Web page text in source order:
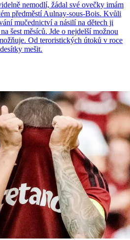
nemodlí, žádal své ovečky imám
předměstí Aulnay-sous-Bois. Kvůli
mučednictví a násilí na dětech ji
šest měsíců. Jde o nejdelší možnou
Od teroristických útoků v roce
mešit.